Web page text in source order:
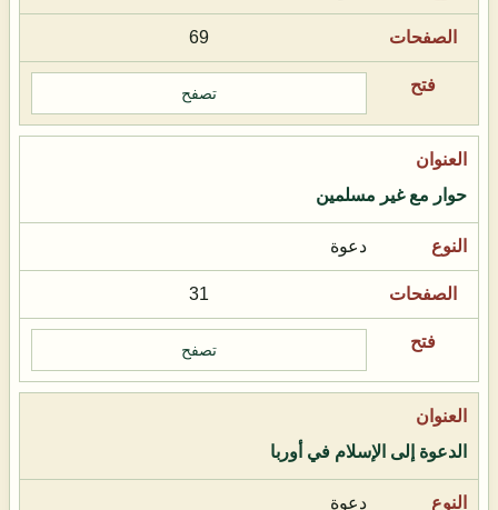
69
تصفح
حوار مع غير مسلمين
دعوة
31
تصفح
الدعوة إلى الإسلام في أوربا
دعوة